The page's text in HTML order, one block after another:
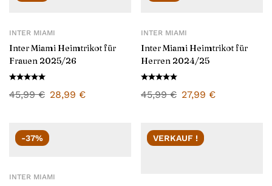
INTER MIAMI
Inter Miami Heimtrikot für
Frauen 2025/26
45,99€ 28,99 €
INTER MIAMI
Inter Miami Heimtrikot für
Herren 2024/25
45,99€ 27,99 €
-37%
INTER MIAMI
VERKAUF !